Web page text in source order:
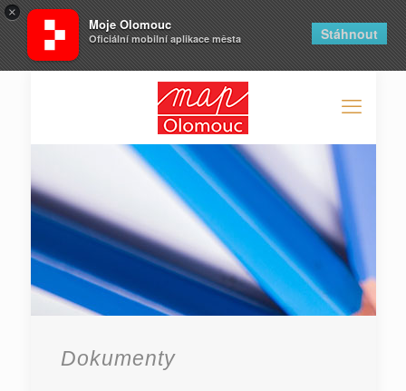
×
Moje Olomouc
Oficiální mobilní aplikace města Stáhnout
Dokumenty